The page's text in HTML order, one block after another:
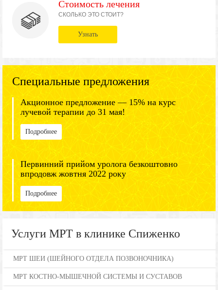
Стоимость лечения
СКОЛЬКО ЭТО СТОИТ?
Узнать
Специальные предложения
Акционное предложение — 15% на курс
лучевой терапии до 31 мая!
Подробнее
Первинний прийом уролога безкоштовно
впродовж жовтня 2022 року
Подробнее
Услуги МРТ в клинике Спиженко
МРТ ШЕИ (ШЕЙНОГО ОТДЕЛА ПОЗВОНОЧНИКА)
МРТ КОСТНО-МЫШЕЧНОЙ СИСТЕМЫ И СУСТАВОВ